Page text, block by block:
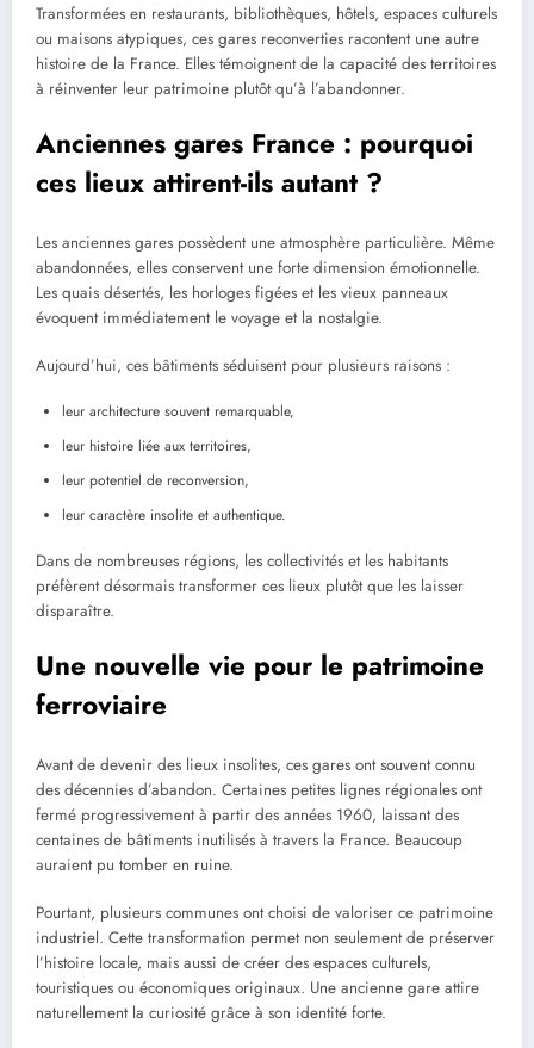
Transformées en restaurants, bibliothèques, hôtels, espaces culturels
ou maisons atypiques, ces gares reconverties racontent une autre
histoire de la France. Elles témoignent de la capacité des territoires
à réinventer leur patrimoine plutôt qu’à l’abandonner.
Anciennes gares France : pourquoi
ces lieux attirent-ils autant ?
Les anciennes gares possèdent une atmosphère particulière. Même
abandonnées, elles conservent une forte dimension émotionnelle.
Les quais désertés, les horloges figées et les vieux panneaux
évoquent immédiatement le voyage et la nostalgie.
Aujourd’hui, ces bâtiments séduisent pour plusieurs raisons :
leur architecture souvent remarquable,
leur histoire liée aux territoires,
leur potentiel de reconversion,
leur caractère insolite et authentique.
Dans de nombreuses régions, les collectivités et les habitants
préfèrent désormais transformer ces lieux plutôt que les laisser
disparaître.
Une nouvelle vie pour le patrimoine
ferroviaire
Avant de devenir des lieux insolites, ces gares ont souvent connu
des décennies d’abandon. Certaines petites lignes régionales ont
fermé progressivement à partir des années 1960, laissant des
centaines de bâtiments inutilisés à travers la France. Beaucoup
auraient pu tomber en ruine.
Pourtant, plusieurs communes ont choisi de valoriser ce patrimoine
industriel. Cette transformation permet non seulement de préserver
l’histoire locale, mais aussi de créer des espaces culturels,
touristiques ou économiques originaux. Une ancienne gare attire
naturellement la curiosité grâce à son identité forte.